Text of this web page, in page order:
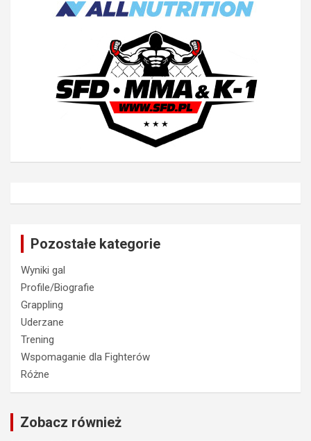
Pozostałe kategorie
Wyniki gal
Profile/Biografie
Grappling
Uderzane
Trening
Wspomaganie dla Fighterów
Różne
Zobacz również